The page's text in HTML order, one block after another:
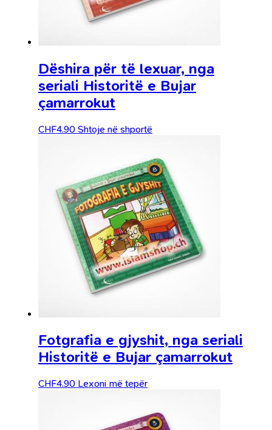
Dëshira për të lexuar, nga
seriali Historitë e Bujar
çamarrokut
CHF4.90 Shtoje në shportë
Fotgrafia e gjyshit, nga seriali
Historitë e Bujar çamarrokut
CHF4.90 Lexoni më tepër